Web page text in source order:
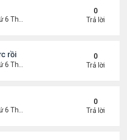
05, 2021 12:38 pm
0
Trả lời
rồi
05, 2021 12:03 pm
0
Trả lời
05, 2021 11:57 am
0
Trả lời